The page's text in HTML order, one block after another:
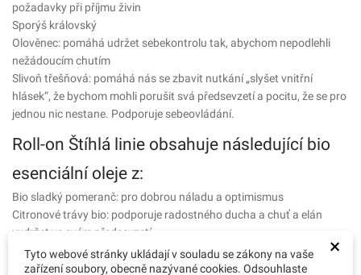
požadavky při příjmu živin
Sporýš královský
Olověnec: pomáhá udržet sebekontrolu tak, abychom nepodlehli
nežádoucím chutím
Slivoň třešňová: pomáhá nás se zbavit nutkání „slyšet vnitřní
hlásek“, že bychom mohli porušit svá předsevzetí a pocitu, že se pro
jednou nic nestane. Podporuje sebeovládání.
Roll-on Štíhlá linie obsahuje následující bio
esenciální oleje z:
Bio sladký pomeranč: pro dobrou náladu a optimismus
Citronové trávy bio: podporuje radostného ducha a chuť a elán
vydržet ve svém předsevzetí
Bergamotu bio: pomáhá udržet a posílit mysl a důvěru v sebe sama
Citrónu bio: podílí se na pročištění a detoxikaci
×
Tyto webové stránky ukládají v souladu se zákony na vaše
zařízení soubory, obecně nazývané cookies. Odsouhlaste